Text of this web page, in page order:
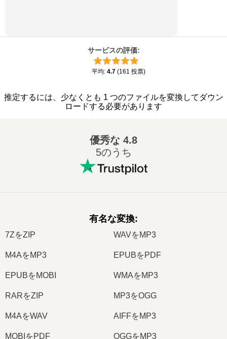
サービスの評価:
平均: 4.7 (161 投票)
推定するには、少なくとも 1 つのファイルを変換してダウン
ロードする必要があります
優秀な 4.8
5のうち
有名な変換:
7ZをZIP WAVをMP3
M4AをMP3 EPUBをPDF
EPUBをMOBI WMAをMP3
RARをZIP MP3をOGG
M4AをWAV AIFFをMP3
MOBIをPDF OGGをMP3